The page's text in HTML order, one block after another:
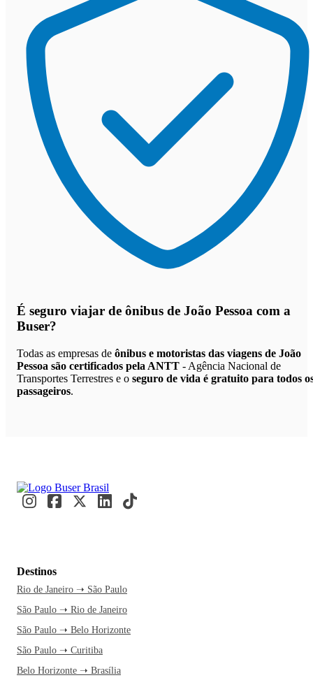
É seguro viajar de ônibus de João Pessoa com a
Buser?
Todas as empresas de ônibus e motoristas das viagens de João
Pessoa são certificados pela ANTT - Agência Nacional de
Transportes Terrestres e o seguro de vida é gratuito para todos
passageiros.
Destinos
Rio de Janeiro ➝ São Paulo
São Paulo ➝ Rio de Janeiro
São Paulo ➝ Belo Horizonte
São Paulo ➝ Curitiba
Belo Horizonte ➝ Brasília